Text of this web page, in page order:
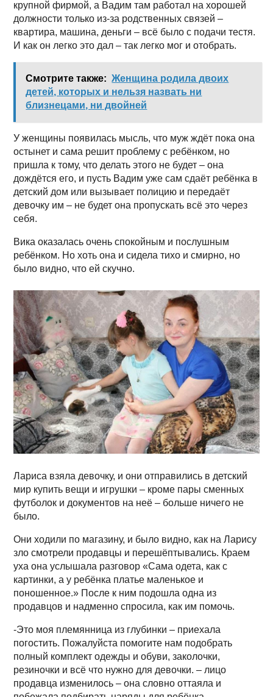
крупной фирмой, а Вадим там работал на хорошей
должности только из-за родственных связей –
квартира, машина, деньги – всё было с подачи тестя.
И как он легко это дал – так легко мог и отобрать.
Смотрите также: Женщина родила двоих
детей, которых и нельзя назвать ни
близнецами, ни двойней
У женщины появилась мысль, что муж ждёт пока она
остынет и сама решит проблему с ребёнком, но
пришла к тому, что делать этого не будет – она
дождётся его, и пусть Вадим уже сам сдаёт ребёнка в
детский дом или вызывает полицию и передаёт
девочку им – не будет она пропускать всё это через
себя.
Вика оказалась очень спокойным и послушным
ребёнком. Но хоть она и сидела тихо и смирно, но
было видно, что ей скучно.
Лариса взяла девочку, и они отправились в детский
мир купить вещи и игрушки – кроме пары сменных
футболок и документов на неё – больше ничего не
было.
Они ходили по магазину, и было видно, как на Ларису
зло смотрели продавцы и перешёптывались. Краем
уха она услышала разговор «Сама одета, как с
картинки, а у ребёнка платье маленькое и
поношенное.» После к ним подошла одна из
продавцов и надменно спросила, как им помочь.
-Это моя племянница из глубинки – приехала
погостить. Пожалуйста помогите нам подобрать
полный комплект одежды и обуви, заколочки,
резиночки и всё что нужно для девочки. – лицо
продавца изменилось – она словно оттаяла и